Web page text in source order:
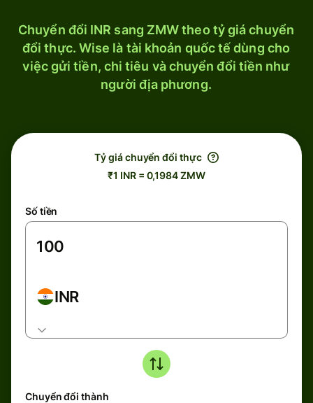
Chuyển đổi INR sang ZMW theo tỷ giá chuyển
đổi thực. Wise là tài khoản quốc tế dùng cho
việc gửi tiền, chi tiêu và chuyển đổi tiền như
người địa phương.
Tỷ giá chuyển đổi thực
₹1 INR = 0,1984 ZMW
Số tiền
INR
Chuyển đổi thành